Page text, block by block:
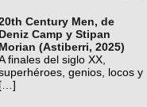
Century Men, de
Deniz Camp y Stipan
Morian (Astiberri, 2025)
finales del siglo XX,
genios, locos y
[…]